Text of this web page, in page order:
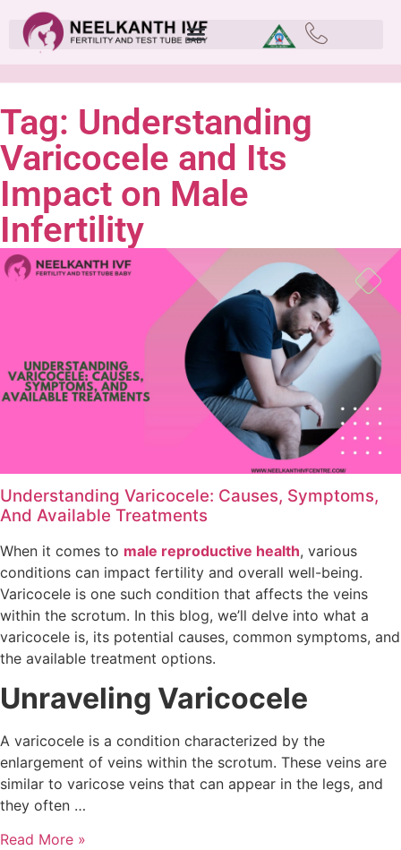
Tag: Understanding
Varicocele and Its
Impact on Male
Infertility
Understanding Varicocele: Causes, Symptoms,
And Available Treatments
When it comes to male reproductive health, various
conditions can impact fertility and overall well-being.
Varicocele is one such condition that affects the veins
within the scrotum. In this blog, we’ll delve into what a
varicocele is, its potential causes, common symptoms, and
the available treatment options.
Unraveling Varicocele
A varicocele is a condition characterized by the
enlargement of veins within the scrotum. These veins are
similar to varicose veins that can appear in the legs, and
they often …
Read More »